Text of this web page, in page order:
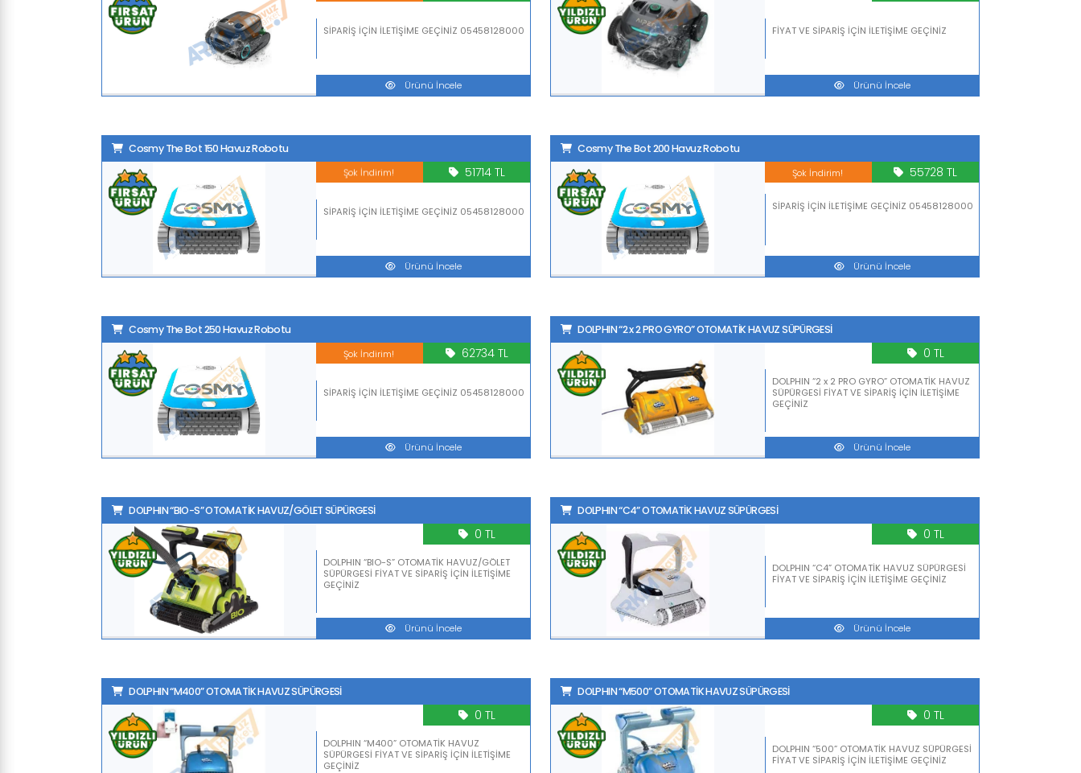
SİPARİŞ İÇİN İLETİŞİME GEÇİNİZ 05458128000
Ürünü İncele
FİYAT VE SİPARİŞ İÇİN İLETİŞİME GEÇİNİZ
Ürünü İncele
Cosmy The Bot 150 Havuz Robotu
SİPARİŞ İÇİN İLETİŞİME GEÇİNİZ 05458128000
Şok İndirim! 51714 TL
Ürünü İncele
Cosmy The Bot 200 Havuz Robotu
SİPARİŞ İÇİN İLETİŞİME GEÇİNİZ 05458128000
Şok İndirim! 55728 TL
Ürünü İncele
Cosmy The Bot 250 Havuz Robotu
SİPARİŞ İÇİN İLETİŞİME GEÇİNİZ 05458128000
Şok İndirim! 62734 TL
Ürünü İncele
DOLPHIN “2 x 2 PRO GYRO” OTOMATİK HAVUZ SÜPÜRGESİ
DOLPHIN “2 x 2 PRO GYRO” OTOMATİK HAVUZ
SÜPÜRGESİ FİYAT VE SİPARİŞ İÇİN İLETİŞİME
GEÇİNİZ
0 TL
Ürünü İncele
DOLPHIN “BIO-S” OTOMATİK HAVUZ/GÖLET SÜPÜRGESİ
DOLPHIN “BIO-S” OTOMATİK HAVUZ/GÖLET
SÜPÜRGESİ FİYAT VE SİPARİŞ İÇİN İLETİŞİME
GEÇİNİZ
0 TL
Ürünü İncele
DOLPHIN “C4” OTOMATİK HAVUZ SÜPÜRGESİ
DOLPHIN “C4” OTOMATİK HAVUZ SÜPÜRGESİ
FİYAT VE SİPARİŞ İÇİN İLETİŞİME GEÇİNİZ
0 TL
Ürünü İncele
DOLPHIN “M400” OTOMATİK HAVUZ SÜPÜRGESİ
DOLPHIN “M400” OTOMATİK HAVUZ
SÜPÜRGESİ FİYAT VE SİPARİŞ İÇİN İLETİŞİME
GEÇİNİZ
0 TL
DOLPHIN “M500” OTOMATİK HAVUZ SÜPÜRGESİ
DOLPHIN “500” OTOMATİK HAVUZ SÜPÜRGESİ
FİYAT VE SİPARİŞ İÇİN İLETİŞİME GEÇİNİZ
0 TL